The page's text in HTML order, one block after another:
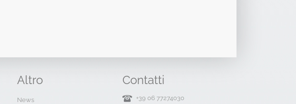
Altro
News
Contatti
+39 06 77274030